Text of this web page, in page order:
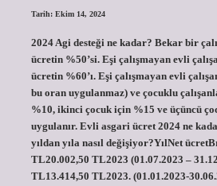
Tarih: Ekim 14, 2024
2024 Agi desteği ne kadar? Bekar bir
ücretin %50’si. Eşi çalışmayan evli
ücretin %60’ı. Eşi çalışmayan evli
bu oran uygulanmaz) ve çocuklu
%10, ikinci çocuk için %15 ve üçüncü
uygulanır. Evli asgari ücret 2024 ne
yıldan yıla nasıl değişiyor?YılNet
TL20.002,50 TL2023 (01.07.2023 –
TL13.414,50 TL2023. (01.01.2023-